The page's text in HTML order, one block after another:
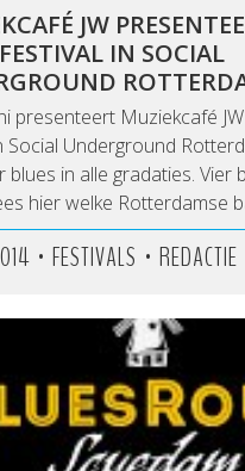
JW
IN SOCIAL
presenteert Muziekcafé
Social Underground
blues in alle gradaties. Vier
hier welke Rotterdamse
• FESTIVALS • REDACTIE